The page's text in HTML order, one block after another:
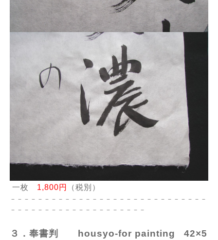
一枚 1,800円 （税別）
－－－－－－－－－－－－－－－－－－－－－－－－－－－－－
－－－－－－－－－－－－－－－－－－－－
３．奉書判 housyo-for painting 42×5